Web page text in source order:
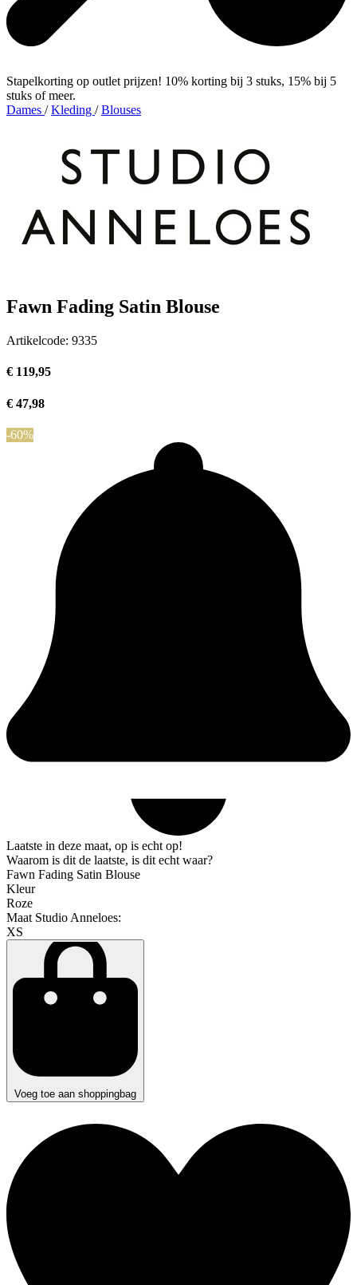
Stapelkorting op outlet prijzen! 10% korting bij 3 stuks, 15% bij 5
stuks of meer.
Dames / Kleding / Blouses
Fawn Fading Satin Blouse
Artikelcode: 9335
€ 119,95
€ 47,98
-60%
Laatste in deze maat, op is echt op!
Waarom is dit de laatste, is dit echt waar?
Fawn Fading Satin Blouse
Kleur
Roze
Maat Studio Anneloes:
XS
Voeg toe aan shoppingbag